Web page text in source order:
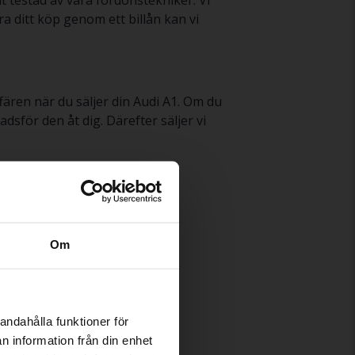
Om
funktioner för
information från din enhet
ditt köp genom ett billån kan vi
när du säljer din Audi A1. Om du
den åt dig. Därefter säljer vi